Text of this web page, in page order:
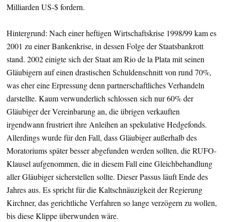
Milliarden US-$ fordern.
Hintergrund: Nach einer heftigen Wirtschaftskrise 1998/99 kam es
2001 zu einer Bankenkrise, in dessen Folge der Staatsbankrott
stand. 2002 einigte sich der Staat am Rio de la Plata mit seinen
Gläubigern auf einen drastischen Schuldenschnitt von rund 70%,
was eher eine Erpressung denn partnerschaftliches Verhandeln
darstellte. Kaum verwunderlich schlossen sich nur 60% der
Gläubiger der Vereinbarung an, die übrigen verkauften
irgendwann frustriert ihre Anleihen an spekulative Hedgefonds.
Allerdings wurde für den Fall, dass Gläubiger außerhalb des
Moratoriums später besser abgefunden werden sollten, die RUFO-
Klausel aufgenommen, die in diesem Fall eine Gleichbehandlung
aller Gläubiger sicherstellen sollte. Dieser Passus läuft Ende des
Jahres aus. Es spricht für die Kaltschnäuzigkeit der Regierung
Kirchner, das gerichtliche Verfahren so lange verzögern zu wollen,
bis diese Klippe überwunden wäre.